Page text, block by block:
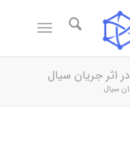
اثر جریان سیال
سیال